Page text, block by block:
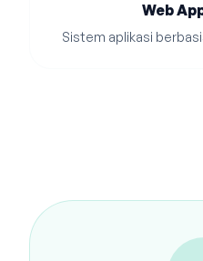
Web
Sistem aplikasi